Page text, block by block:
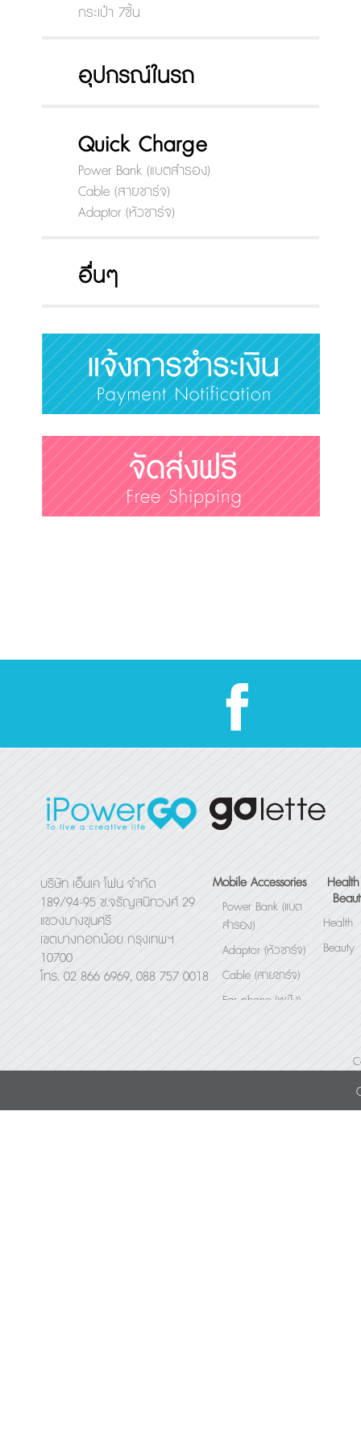
กระเป๋า 7ชิ้น
อุปกรณ์ในรถ
Quick Charge
Power Bank (แบตสำรอง)
Cable (สายชาร์จ)
Adaptor (หัวชาร์จ)
อื่นๆ
บริษัท เอ็นเค โฟน จำกัด
189/94-95 ซ.จรัญสนิทวงศ์ 29
แขวงบางขุนศรี
เขตบางกอกน้อย กรุงเทพฯ
10700
โทร. 02 866 6969, 088 757 0018
Mobile Accessories
Power Bank (แบต
สำรอง)
Adaptor (หัวชาร์จ)
Cable (สายชาร์จ)
Ear phone (หูฟัง)
Others (อื่นๆ)
Health
Beauty